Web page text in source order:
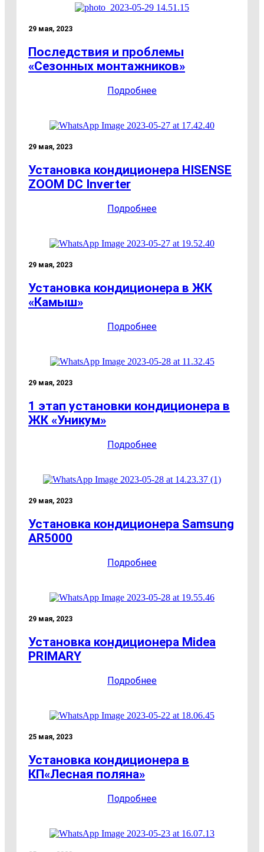
29 мая, 2023
Последствия и проблемы
«Сезонных монтажников»
Подробнее
29 мая, 2023
Установка кондиционера HISENSE
ZOOM DC Inverter
Подробнее
29 мая, 2023
Установка кондиционера в ЖК
«Камыш»
Подробнее
29 мая, 2023
1 этап установки кондиционера в
ЖК «Уникум»
Подробнее
29 мая, 2023
Установка кондиционера Samsung
AR5000
Подробнее
29 мая, 2023
Установка кондиционера Midea
PRIMARY
Подробнее
25 мая, 2023
Установка кондиционера в
КП«Лесная поляна»
Подробнее